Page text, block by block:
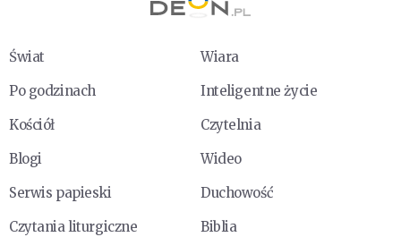
Świat
Wiara
Po godzinach
Inteligentne życie
Kościół
Czytelnia
Blogi
Wideo
Serwis papieski
Duchowość
Czytania liturgiczne
Biblia